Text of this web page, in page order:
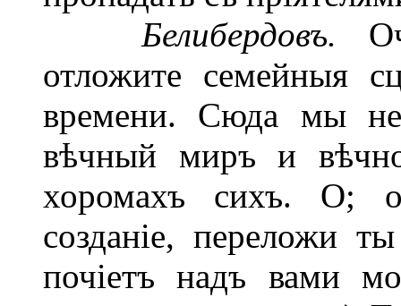
Белибердовъ.
отложите семейныя
времени. Сюда мы не
вѣчный миръ и
хоромахъ сихъ. О;
созданіе, переложи
почіетъ надъ вами